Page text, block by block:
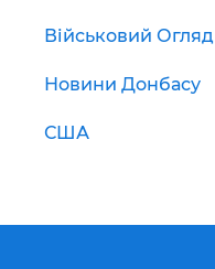
Військовий Огляд
Новини Донбасу
США